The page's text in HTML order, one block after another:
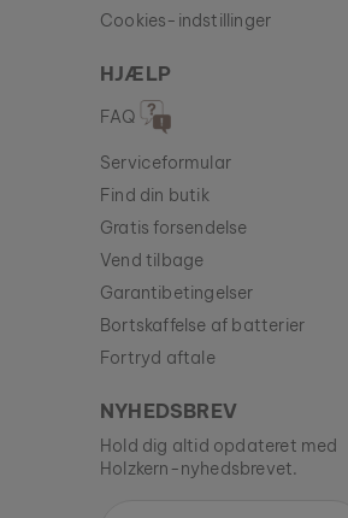
Cookies-indstillinger
HJÆLP
FAQ
Serviceformular
Find din butik
Gratis forsendelse
Vend tilbage
Garantibetingelser
Bortskaffelse af batterier
Fortryd aftale
NYHEDSBREV
Hold dig altid opdateret med
Holzkern-nyhedsbrevet.